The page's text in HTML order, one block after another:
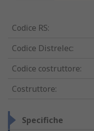
Codice RS:
Codice Distrelec:
Codice costruttore:
Costruttore:
Specifiche